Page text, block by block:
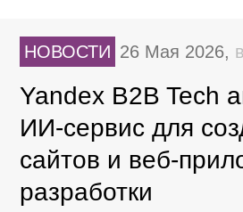
НОВОСТИ 26 Мая 2026,
Yandex B2B Tech
ИИ-сервис для
сайтов и веб-
разработки